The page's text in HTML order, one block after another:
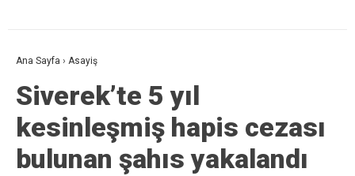
Ana Sayfa › Asayiş
Siverek’te 5 yıl
kesinleşmiş hapis cezası
bulunan şahıs yakalandı